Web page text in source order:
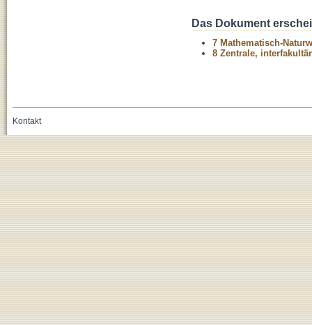
Das Dokument
7 Mathematisch-
8 Zentrale,
Kontakt